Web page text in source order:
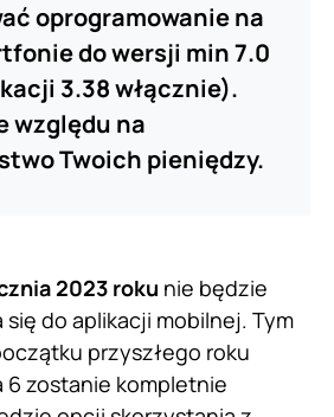
oprogramowanie na
do wersji min 7.0
3.38 włącznie).
względu na
Twoich pieniędzy.
2023 roku nie będzie
do aplikacji mobilnej. Tym
przyszłego roku
6 zostanie kompletnie